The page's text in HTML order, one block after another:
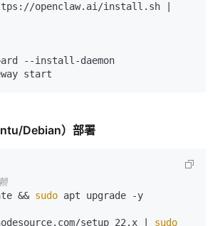
openclaw.ai/install.sh |
--install-daemon
Debian）部署
&& sudo apt upgrade -y
setup_22.x | sudo